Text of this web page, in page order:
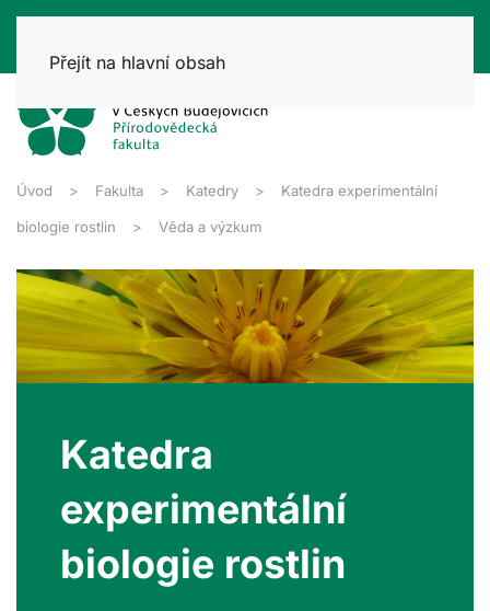
Přejít na hlavní obsah
Úvod Fakulta Katedry Katedra experimentální
biologie rostlin Věda a výzkum
Katedra
experimentální
biologie rostlin